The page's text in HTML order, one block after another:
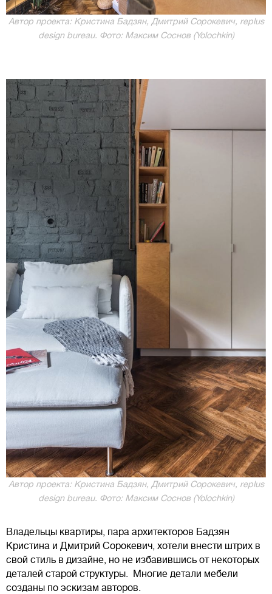
Автор проекта: Кристина Бадзян, Дмитрий Сорокевич, rеplus
design bureau. Фото: Максим Соснов (Yolochkin)
Автор проекта: Кристина Бадзян, Дмитрий Сорокевич, rеplus
design bureau. Фото: Максим Соснов (Yolochkin)
Владельцы квартиры, пара архитекторов Бадзян
Кристина и Дмитрий Сорокевич, хотели внести штрих в
свой стиль в дизайне, но не избавившись от некоторых
деталей старой структуры. Многие детали мебели
созданы по эскизам авторов.